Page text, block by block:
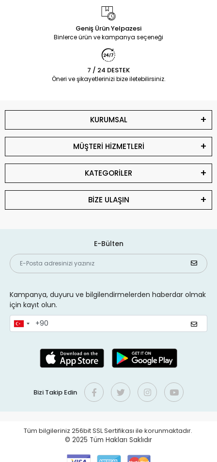
Geniş Ürün Yelpazesi
Binlerce ürün ve kampanya seçeneği
7 / 24 DESTEK
Öneri ve şikayetlerinizi bize iletebilirsiniz.
KURUMSAL
MÜŞTERİ HİZMETLERİ
KATEGORİLER
BİZE ULAŞIN
E-Bülten
Kampanya, duyuru ve bilgilendirmelerden haberdar olmak
için kayıt olun.
Bizi Takip Edin
Tüm bilgileriniz 256bit SSL Sertifikası ile korunmaktadır.
© 2025 Tüm Hakları Saklıdır